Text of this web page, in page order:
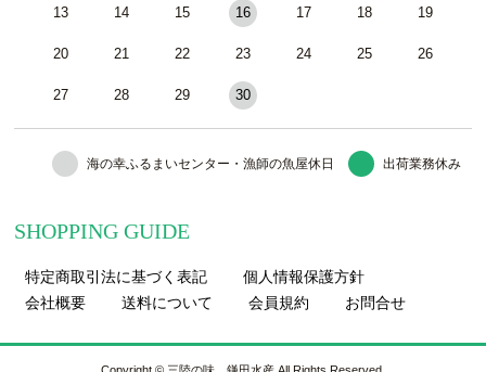
13 14 15 16 17 18 19
20 21 22 23 24 25 26
27 28 29 30
海の幸ふるまいセンター・漁師の魚屋休日 出荷業務休み
SHOPPING GUIDE
特定商取引法に基づく表記
個人情報保護方針
会社概要
送料について 会員規約 お問合せ